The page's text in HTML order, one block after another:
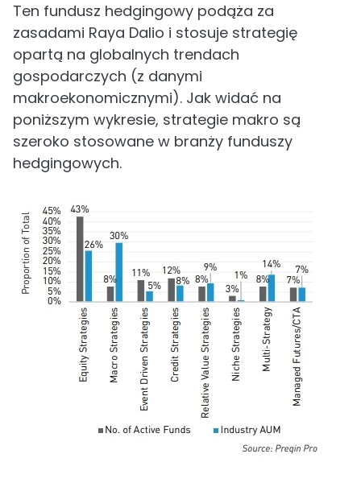
Ten fundusz hedgingowy podąża za
zasadami Raya Dalio i stosuje strategię
opartą na globalnych trendach
gospodarczych (z danymi
makroekonomicznymi). Jak widać na
poniższym wykresie, strategie makro są
szeroko stosowane w branży funduszy
hedgingowych.